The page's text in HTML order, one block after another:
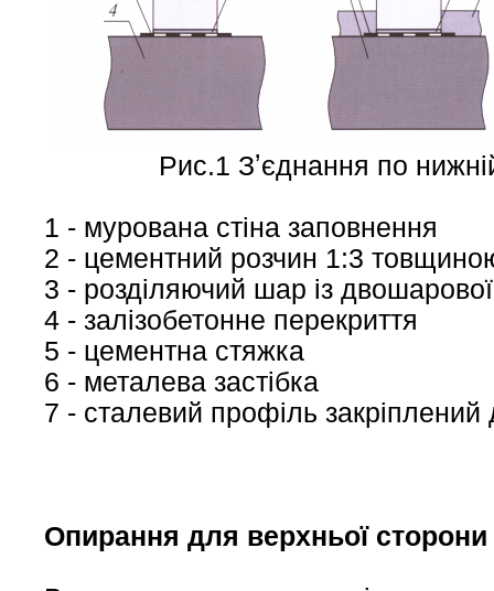
Рис.1 Зʼєднання по
1 - мурована стіна заповнення
2 - цементний розчин 1:3
3 - розділяючий шар із
4 - залізобетонне перекриття
5 - цементна стяжка
6 - металева застібка
7 - сталевий профіль закріплений
Опирання для верхньої сторони